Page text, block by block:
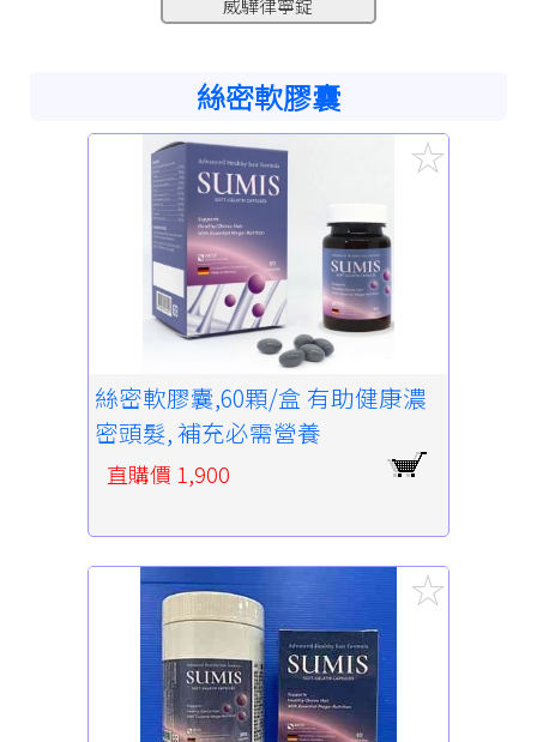
威驊律寧錠
絲密軟膠囊
絲密軟膠囊,60顆/盒 有助健康濃
密頭髮, 補充必需營養
直購價 1,900